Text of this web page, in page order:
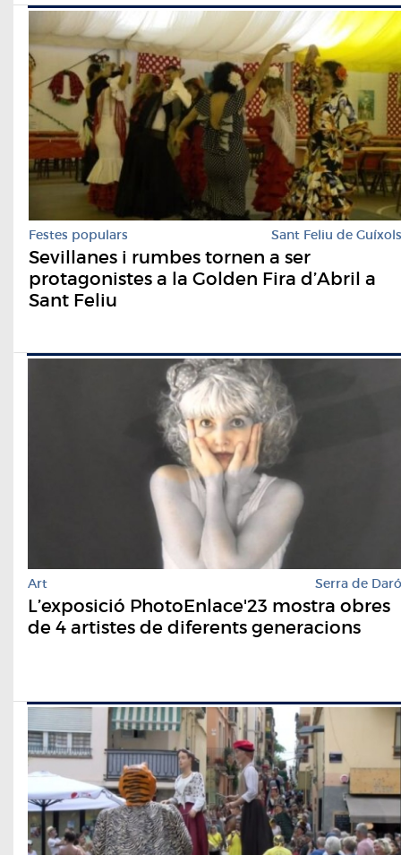
Festes populars Sant Feliu de Guíxols
Sevillanes i rumbes tornen a ser
protagonistes a la Golden Fira d’Abril a
Sant Feliu
Art Serra de Daró
L’exposició PhotoEnlace'23 mostra obres
de 4 artistes de diferents generacions